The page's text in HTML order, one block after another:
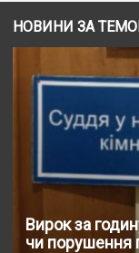
НОВИНИ ЗА
Вирок за
чи порушення